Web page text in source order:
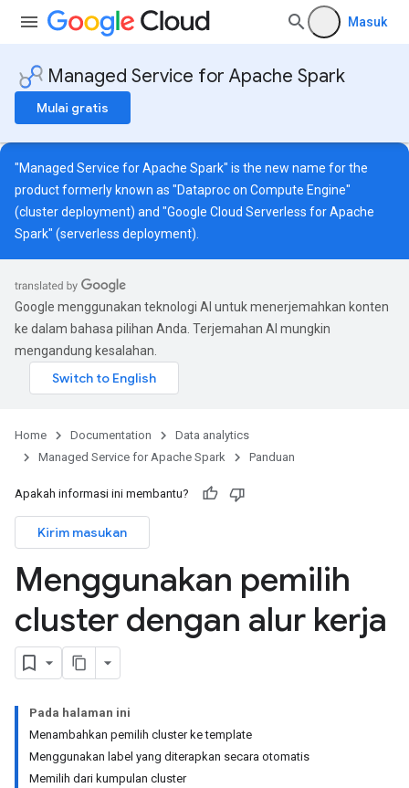
Masuk
Managed Service for Apache Spark
Mulai gratis
"Managed Service for Apache Spark" is the new name for the
product formerly known as "Dataproc on Compute Engine"
(cluster deployment) and "Google Cloud Serverless for Apache
Spark" (serverless deployment).
Google menggunakan teknologi AI untuk menerjemahkan konten
ke dalam bahasa pilihan Anda. Terjemahan AI mungkin
mengandung kesalahan.
Home Documentation
Data analytics
Managed Service for Apache Spark
Panduan
Apakah informasi ini membantu?
Kirim masukan
Menggunakan pemilih
cluster dengan alur kerja
Pada halaman ini
Menambahkan pemilih cluster ke template
Menggunakan label yang diterapkan secara otomatis
Memilih dari kumpulan cluster